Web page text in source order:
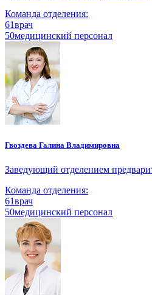
Команда отделения:
61врач
50медицинский персонал
Гвоздева Галина Владимировна
Заведующий отделением
Команда отделения:
61врач
50медицинский персонал